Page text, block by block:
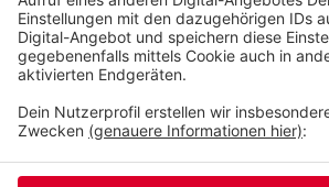
Anzeige